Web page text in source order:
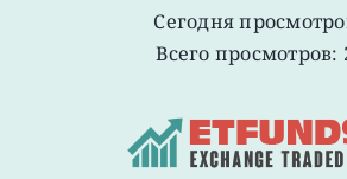
Сегодня
Всего просмотров: